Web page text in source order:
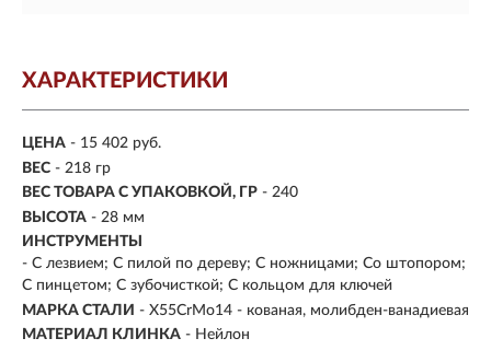
ХАРАКТЕРИСТИКИ
ЦЕНА - 15 402 руб.
ВЕС - 218 гр
ВЕС ТОВАРА С УПАКОВКОЙ, ГР - 240
ВЫСОТА - 28 мм
ИНСТРУМЕНТЫ
- С лезвием; С пилой по дереву; С ножницами; Со штопором;
С пинцетом; С зубочисткой; С кольцом для ключей
МАРКА СТАЛИ - X55CrMo14 - кованая, молибден-ванадиевая
МАТЕРИАЛ КЛИНКА - Нейлон